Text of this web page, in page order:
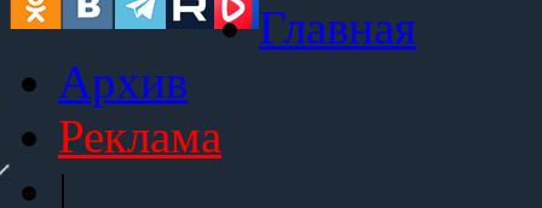
Главная
Архив
Реклама
|